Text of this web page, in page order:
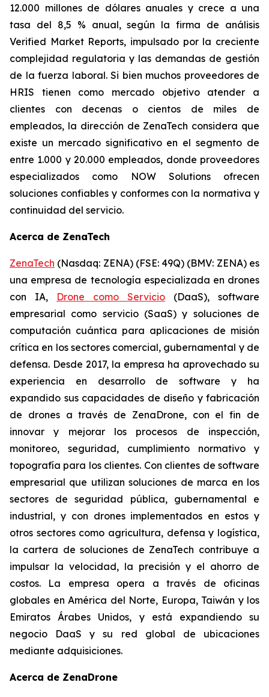
12.000 millones de dólares anuales y crece a una
tasa del 8,5 % anual, según la firma de análisis
Verified Market Reports, impulsado por la creciente
complejidad regulatoria y las demandas de gestión
de la fuerza laboral. Si bien muchos proveedores de
HRIS tienen como mercado objetivo atender a
clientes con decenas o cientos de miles de
empleados, la dirección de ZenaTech considera que
existe un mercado significativo en el segmento de
entre 1.000 y 20.000 empleados, donde proveedores
especializados como NOW Solutions ofrecen
soluciones confiables y conformes con la normativa y
continuidad del servicio.
Acerca de ZenaTech
ZenaTech (Nasdaq: ZENA) (FSE: 49Q) (BMV: ZENA) es
una empresa de tecnología especializada en drones
con IA, Drone como Servicio (DaaS), software
empresarial como servicio (SaaS) y soluciones de
computación cuántica para aplicaciones de misión
crítica en los sectores comercial, gubernamental y de
defensa. Desde 2017, la empresa ha aprovechado su
experiencia en desarrollo de software y ha
expandido sus capacidades de diseño y fabricación
de drones a través de ZenaDrone, con el fin de
innovar y mejorar los procesos de inspección,
monitoreo, seguridad, cumplimiento normativo y
topografía para los clientes. Con clientes de software
empresarial que utilizan soluciones de marca en los
sectores de seguridad pública, gubernamental e
industrial, y con drones implementados en estos y
otros sectores como agricultura, defensa y logística,
la cartera de soluciones de ZenaTech contribuye a
impulsar la velocidad, la precisión y el ahorro de
costos. La empresa opera a través de oficinas
globales en América del Norte, Europa, Taiwán y los
Emiratos Árabes Unidos, y está expandiendo su
negocio DaaS y su red global de ubicaciones
mediante adquisiciones.
Acerca de ZenaDrone